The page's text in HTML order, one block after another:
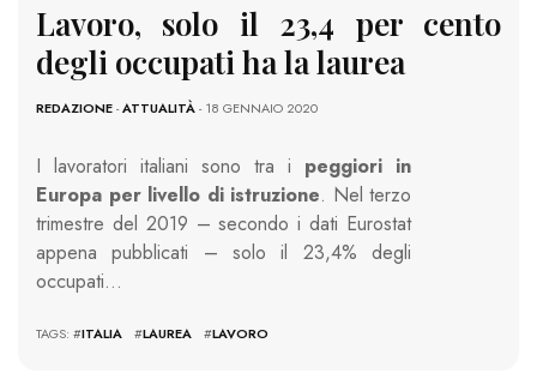
Lavoro, solo il 23,4 per cento
degli occupati ha la laurea
REDAZIONE-ATTUALITÀ- 18 GENNAIO 2020
I lavoratori italiani sono tra i peggiori in
Europa per livello di istruzione. Nel terzo
trimestre del 2019 – secondo i dati Eurostat
appena pubblicati – solo il 23,4% degli
occupati…
TAGS: #ITALIA #LAUREA #LAVORO